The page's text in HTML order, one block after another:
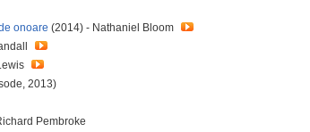
onoare (2014) - Nathaniel Bloom
2013)
Pembroke